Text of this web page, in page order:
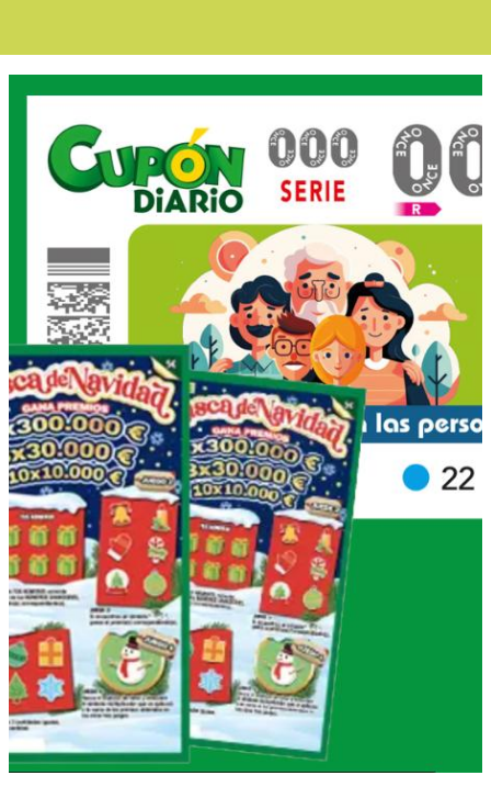
Boletín